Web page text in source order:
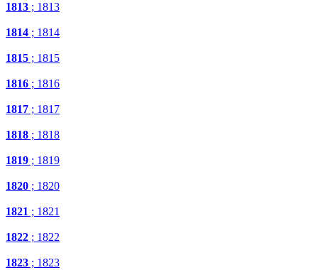
1813 ; 1813
1814 ; 1814
1815 ; 1815
1816 ; 1816
1817 ; 1817
1818 ; 1818
1819 ; 1819
1820 ; 1820
1821 ; 1821
1822 ; 1822
1823 ; 1823